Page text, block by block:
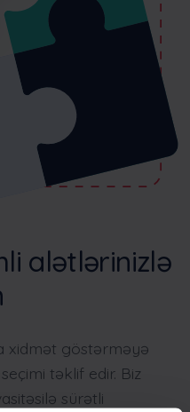
alətlərinizlə
xidmət göstərməyə
təklif edir. Biz
sürətli